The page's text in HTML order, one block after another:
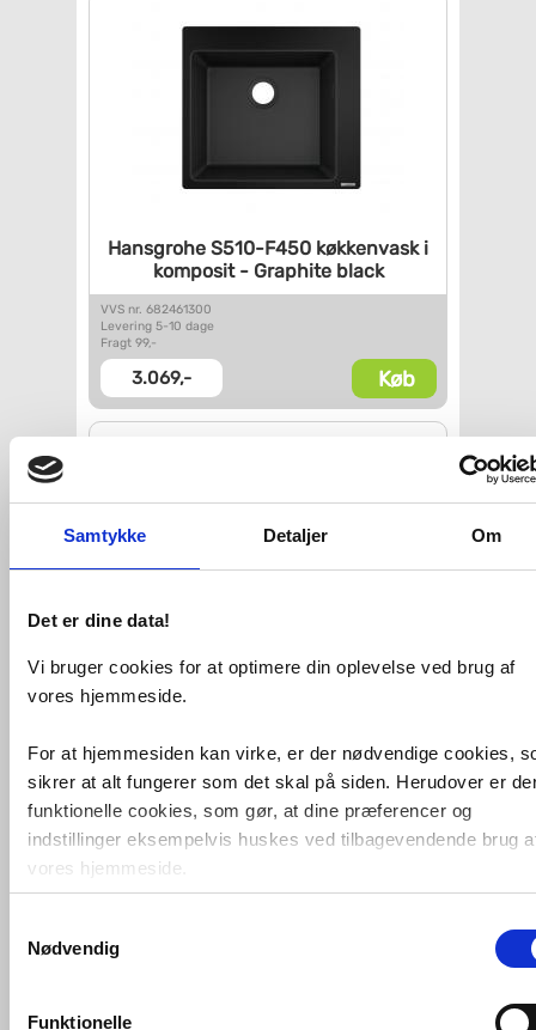
Samtykke Detaljer Om
Det er dine data!
Vi bruger cookies for at optimere din oplevelse ved brug af
vores hjemmeside.
For at hjemmesiden kan virke, er der nødvendige cookies,
sikrer at alt fungerer som det skal på siden. Herudover er
funktionelle cookies, som gør, at dine præferencer og
indstillinger eksempelvis huskes ved tilbagevendende brug
vores hjemmeside.
Foruden nødvendige og funktionelle cookies er der
cookies. Disse bruger vi bl.a. til at måle trafik, omsætning,
marketingcookies, som vi bruger til at målrette vores
Nødvendig
Funktionelle
Hansgrohe S510-F450 køkkenvaski
komposit - Graphite black
VVS nr. 682461300
Levering 5-10 dage
Fragt 99,-
3.069,- Køb
hansgrohe S51 S510-U450
Underlimet vask 450 -
Levering 5-10 dage
Fragt 99,-
3.594,- Køb